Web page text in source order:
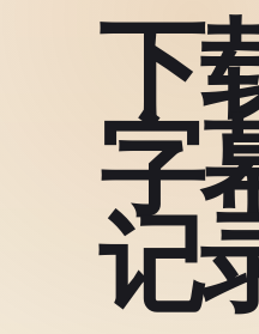
下
字
记